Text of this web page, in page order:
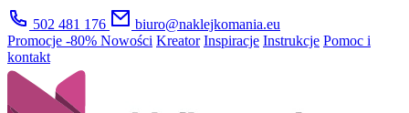
502 481 176
biuro@naklejkomania.eu
Promocje -80% Nowości Kreator Inspiracje Instrukcje Pomoc i
kontakt